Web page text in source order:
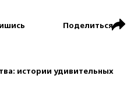
Поделиться
истории удивительных